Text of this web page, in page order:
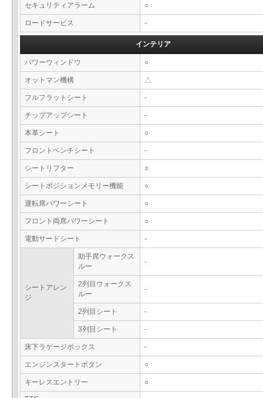
セキュリティアラーム ○
ロードサービス -
インテリア
パワーウィンドウ ○
オットマン機構 △
フルフラットシート -
チップアップシート -
本革シート ○
フロントベンチシート -
シートリフター ○
シートポジションメモリー機能 ○
運転席パワーシート ○
フロント両席パワーシート ○
電動サードシート -
シートアレン
ジ
助手席ウォークス
ルー
-
2列目ウォークス
ルー
-
2列目シート -
3列目シート -
床下ラゲージボックス -
エンジンスタートボタン ○
キーレスエントリー ○